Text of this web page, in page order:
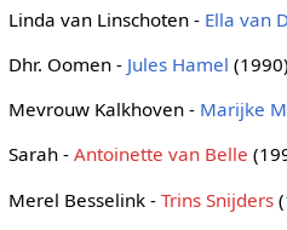
Linda van Linschoten - Ella van
Dhr. Oomen - Jules Hamel (1990)
Mevrouw Kalkhoven - Marijke
Sarah - Antoinette van Belle
Merel Besselink - Trins Snijders